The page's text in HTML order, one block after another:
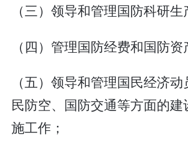
（三）领导和管理国防科研生
（四）管理国防经费和国防资
（五）领导和管理国民经济
民防空、国防交通等方面的建
施工作；